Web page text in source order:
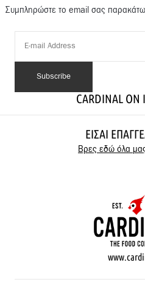
Συμπληρώστε το email σας παρακάτω
CARDINAL ON
ΕΊΣΑΙ
Βρες εδώ όλα